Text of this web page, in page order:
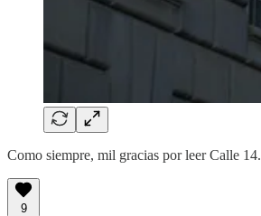
Como siempre, mil gracias por leer Calle 14.
9